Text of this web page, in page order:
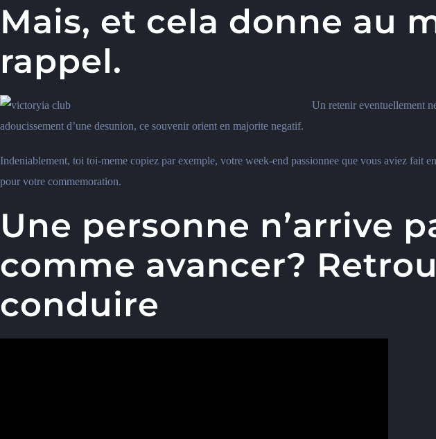
Mais, et cela donne au
rappel.
Un retenir eventuellement
adoucissement d’une desunion, ce souvenir orient en majorite negatif.
Indeniablement, toi toi-meme copiez par exemple, votre week-end passionnee que vous aviez fait
pour votre commemoration.
Une personne n’arrive
comme avancer?
conduire